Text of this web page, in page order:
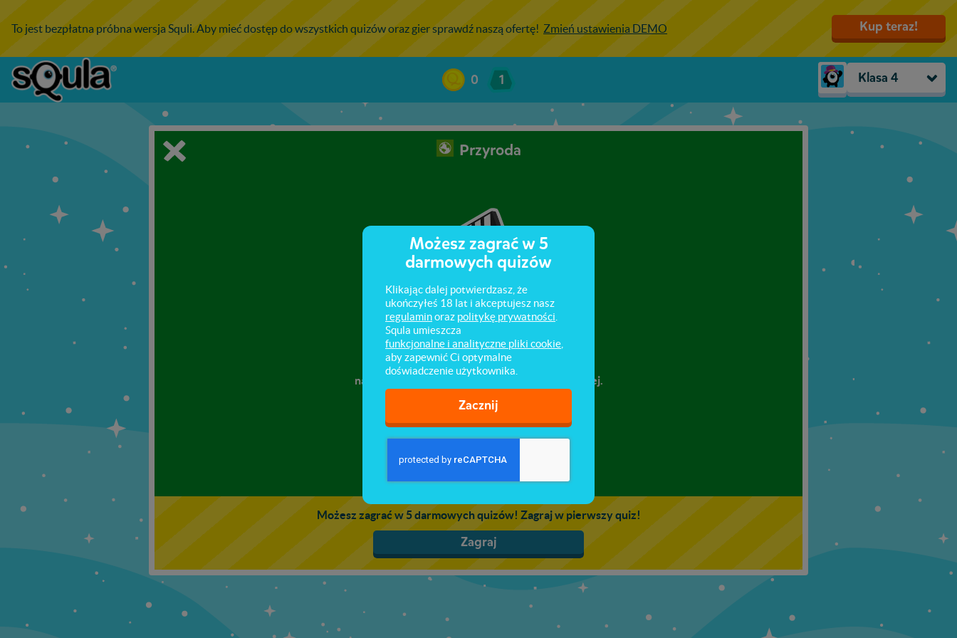
To jest bezpłatna próbna wersja Squli. Aby mieć dostęp do wszystkich quizów oraz gier sprawdź naszą ofertę! Zmień ustawienia DEMO Kup teraz!
0 1 Klasa 4
Przedszkole
Zerówka
Klasa 2
Klasa 3
Przyroda
Żyrafy
Obejrzyj film o żyrafie, przedstawiający
najważniejsze informacje oraz ciekawostki o niej.
Możesz zagrać w 5 darmowych quizów! Zagraj w pierwszy quiz!
Zagraj
Możesz zagrać w 5
darmowych quizów
Klikając dalej potwierdzasz, że
ukończyłeś 18 lat i akceptujesz nasz
regulaminoraz politykę prywatności
Squla umieszcza
funkcjonalne i analityczne pliki cookie
aby zapewnić Ci optymalne
doświadczenie użytkownika.
Zacznij